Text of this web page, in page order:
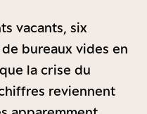
vacants, six
bureaux vides en
la crise du
reviennent